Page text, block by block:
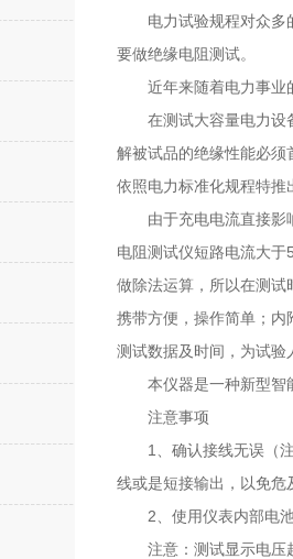
电力试验规程对众多的
要做绝缘电阻测试。
近年来随着电力事业的
在测试大容量电力设备
解被试品的绝缘性能必
依照电力标准化规程特
由于充电电流直接影响
电阻测试仪短路电流大
做除法运算，所以在测
携带方便，操作简单；
测试数据及时间，为试
本仪器是一种新型智
注意事项
1、确认接线无误（注
线或是短接输出，以免危
2、使用仪表内部电池
注意：测试显示电压超